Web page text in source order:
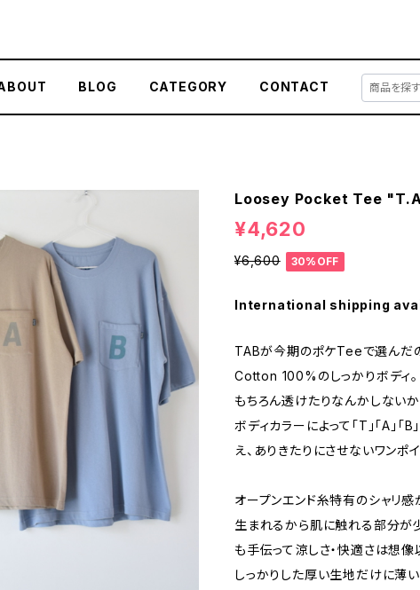
BLOG CATEGORY CONTACT
Loosey Pocket Tee
¥4,620
¥6,600 30%OFF
International shipping
TABが今期のポケTeeで選んだ
Cotton 100%のしっかりボディ。
もちろん透けたりなんかしない
ボディカラーによって「T」「A」
え、ありきたりにさせないワンポ
オープンエンド糸特有のシャリ
生まれるから肌に触れる部分が
も手伝って涼しさ・快適さは想像
しっかりした厚い生地だけに薄